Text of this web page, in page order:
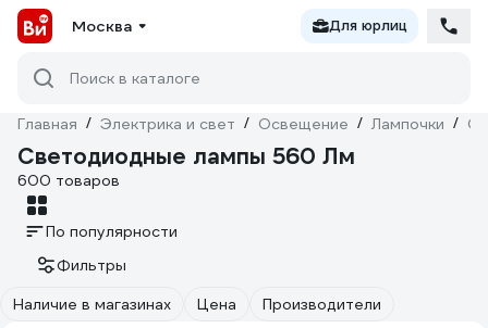
Москва Для юрлиц
Поиск в каталоге
Главная / Электрика и свет / Освещение / Лампочки /
Светодиодные лампы 560 Лм
600 товаров
По популярности
Фильтры
Наличие в магазинах
Цена Производители